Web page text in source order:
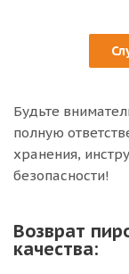
Будьте
полную
хранения,
безопасности!
Возврат
качества: